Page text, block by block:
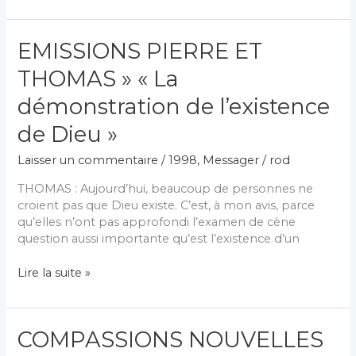
LE
–
CHRIST
EMISSIONS PIERRE ET
THOMAS » « La
démonstration de l’existence
de Dieu »
Laisser un commentaire /1998, Messager / rod
THOMAS : Aujourd’hui, beaucoup de personnes ne
croient pas que Dieu existe. C’est, à mon avis, parce
qu’elles n’ont pas approfondi l’examen de cène
question aussi importante qu’est l’existence d’un
EMISSIONS
ET
« La
Lire la suite »
COMPASSIONS NOUVELLES